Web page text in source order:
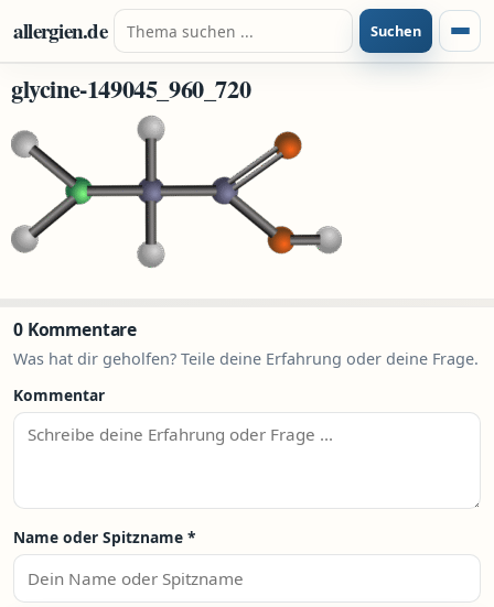
Zum Inhalt springen
allergien.de Suche nach: Suchen
glycine-149045_960_720
0 Kommentare
Was hat dir geholfen? Teile deine Erfahrung oder deine Frage.
Kommentar
Name oder Spitzname *